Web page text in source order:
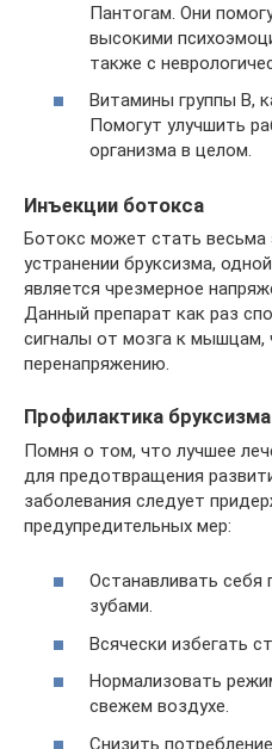
Пантогам. Они
высокими
также с
Витамины группы В,
Помогут улучшить
организма в целом.
Инъекции ботокса
Ботокс может стать
устранении бруксизма,
является чрезмерное
Данный препарат как раз
сигналы от мозга к мышцам,
перенапряжению.
Профилактика бруксизма
Помня о том, что лучшее
для предотвращения
заболевания следует
предупредительных мер:
Останавливать себя
зубами.
Всячески избегать
Нормализовать
свежем воздухе.
Снизить